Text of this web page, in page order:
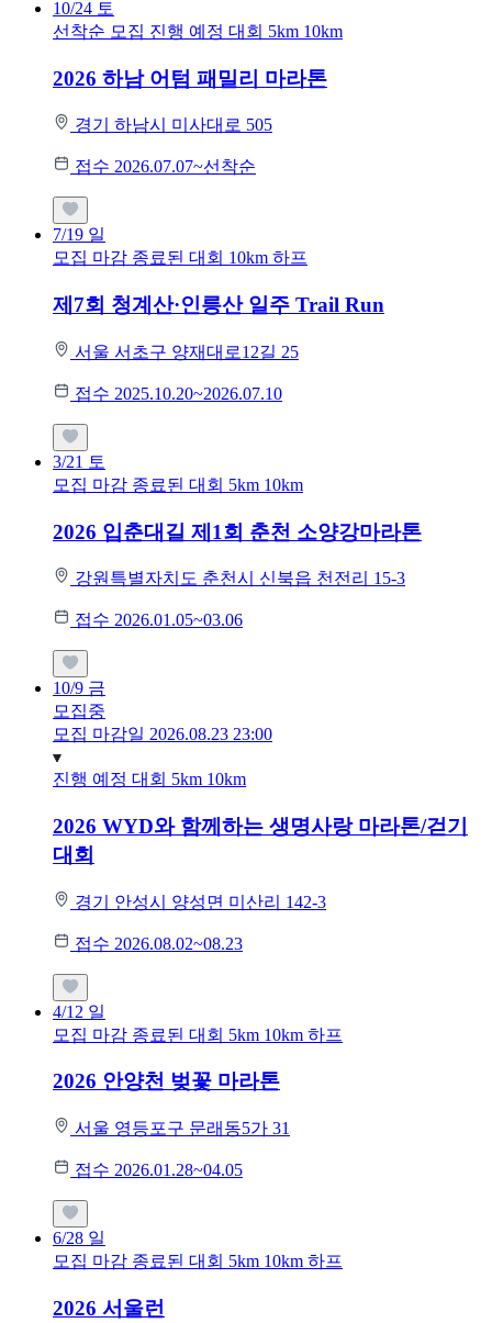
10/24 토
선착순 모집 진행 예정 대회 5km 10km
2026 하남 어텀 패밀리 마라톤
경기 하남시 미사대로 505
접수 2026.07.07~선착순
7/19 일
모집 마감 종료된 대회 10km 하프
제7회 청계산·인릉산 일주 Trail Run
서울 서초구 양재대로12길 25
접수 2025.10.20~2026.07.10
3/21 토
모집 마감 종료된 대회 5km 10km
2026 입춘대길 제1회 춘천 소양강마라톤
강원특별자치도 춘천시 신북읍 천전리 15-3
접수 2026.01.05~03.06
10/9 금
모집중
모집 마감일 2026.08.23 23:00
진행 예정 대회 5km 10km
2026 WYD와 함께하는 생명사랑 마라톤/걷기
대회
경기 안성시 양성면 미산리 142-3
접수 2026.08.02~08.23
4/12 일
모집 마감 종료된 대회 5km 10km 하프
2026 안양천 벚꽃 마라톤
서울 영등포구 문래동5가 31
접수 2026.01.28~04.05
6/28 일
모집 마감 종료된 대회 5km 10km 하프
2026 서울런